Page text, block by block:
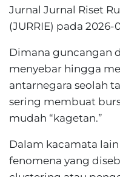
Jurnal Jurnal Riset
(JURRIE) pada 2026-
Dimana guncangan
menyebar hingga
antarnegara seolah
sering membuat
mudah “kagetan.”
Dalam kacamata
fenomena yang